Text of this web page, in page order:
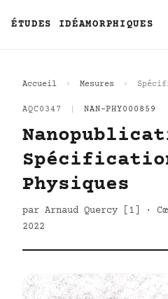
ÉTUDES IDÉAMORPHIQUES
Accueil Mesures
AQC0347 NAN-PHY000859
Physiques
par Arnaud Quercy [1] ·
2022